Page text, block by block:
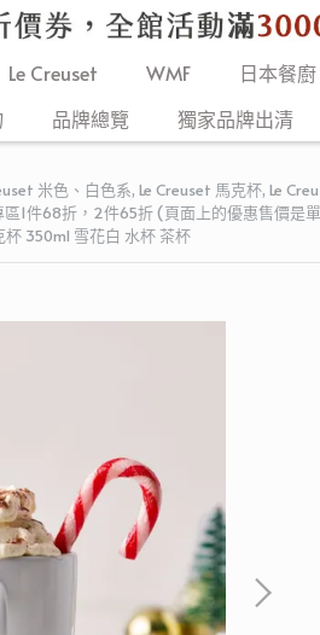
Le Creuset WMF 日本餐廚
品牌總覽 獨家品牌出清
米色、白色系, Le Creuset 馬克杯, Le
區1件68折，2件65折 (頁面上的優惠售價
杯 350ml 雪花白 水杯 茶杯